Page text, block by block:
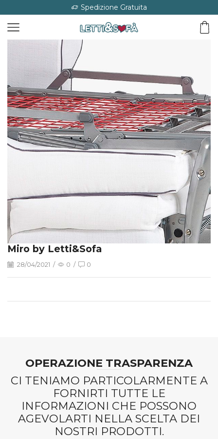
Spedizione Gratuita
Miro by Letti&Sofa
28/04/2021 / 0 / 0
OPERAZIONE TRASPARENZA
CI TENIAMO PARTICOLARMENTE A
FORNIRTI TUTTE LE
INFORMAZIONI CHE POSSONO
AGEVOLARTI NELLA SCELTA DEI
NOSTRI PRODOTTI.